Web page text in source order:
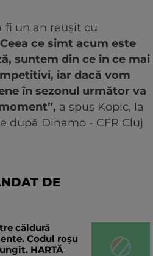
fi un an reușit cu
Ceea ce simt acum este
suntem din ce în ce mai
iar dacă vom
în sezonul următor va
a spus Kopic, la
după Dinamo - CFR Cluj
DE
căldură
Codul roșu
HARTĂ